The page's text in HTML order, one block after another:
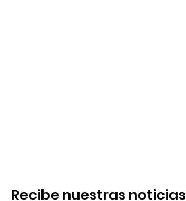
Recibe nuestras noticias